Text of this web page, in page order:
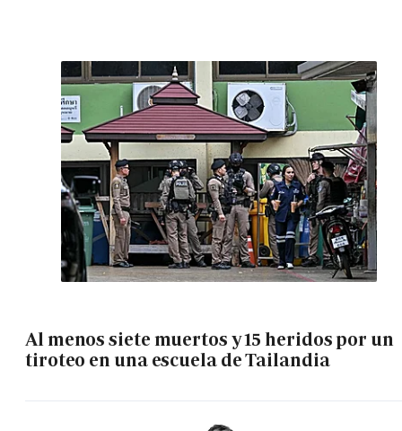
Al menos siete muertos y 15 heridos por un
tiroteo en una escuela de Tailandia